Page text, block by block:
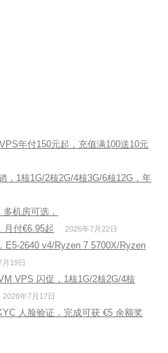
年付150元起，充值满100送10元
，1核1G/2核2G/4核3G/6核12G，年
机房可选，
月付€6.95起
2026年7月22日
E5-2640 v4/Ryzen 7 5700X/Ryzen
月19日
VPS 闪促，1核1G/2核2G/4核
2026年7月17日
人脸验证，完成可获 €5 余额奖